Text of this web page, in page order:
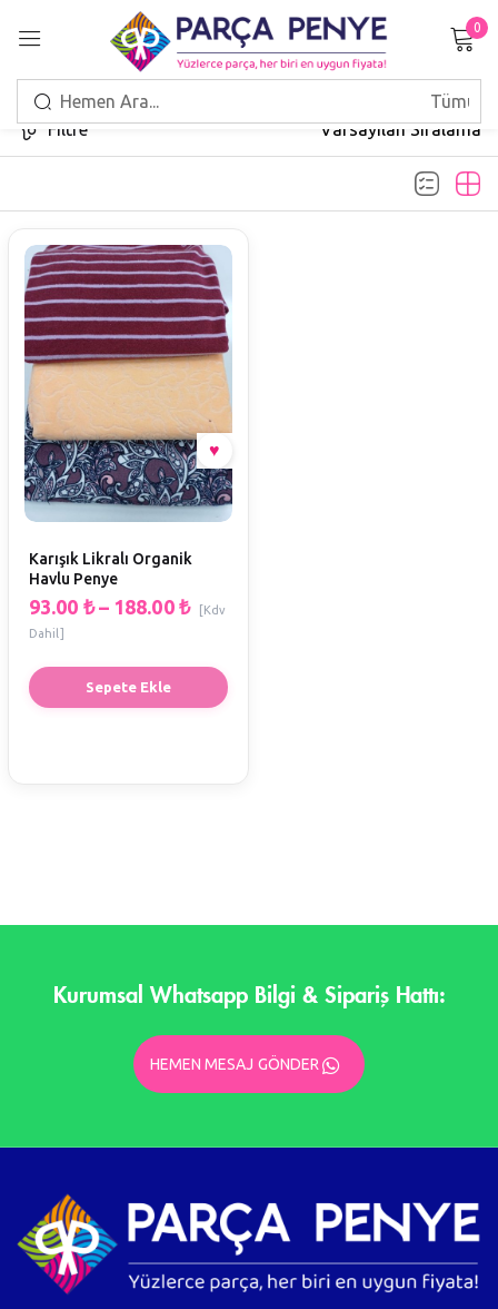
0
Filtre Varsayılan Sıralama
Sepete Ekle
Karışık Likralı Organik
Havlu Penye
93.00 ₺ – 188.00 ₺
[Kdv
Dahil]
Kurumsal Whatsapp Bilgi & Sipariş Hattı:
HEMEN MESAJ GÖNDER
Giriş Yap
HESAP OLUŞTUR